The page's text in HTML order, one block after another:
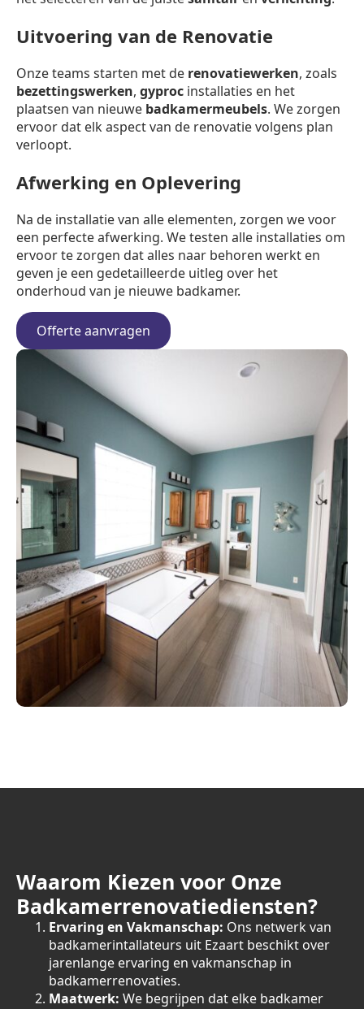
Uitvoering van de Renovatie
Onze teams starten met de renovatiewerken, zoals
bezettingswerken, gyproc installaties en het
plaatsen van nieuwe badkamermeubels. We zorgen
ervoor dat elk aspect van de renovatie volgens plan
verloopt.
Afwerking en Oplevering
Na de installatie van alle elementen, zorgen we voor
een perfecte afwerking. We testen alle installaties om
ervoor te zorgen dat alles naar behoren werkt en
geven je een gedetailleerde uitleg over het
onderhoud van je nieuwe badkamer.
Offerte aanvragen
Waarom Kiezen voor Onze
Badkamerrenovatiediensten?
Ervaring en Vakmanschap: Ons netwerk van
badkamerintallateurs uit Ezaart beschikt over
jarenlange ervaring en vakmanschap in
badkamerrenovaties.
Maatwerk: We begrijpen dat elke badkamer